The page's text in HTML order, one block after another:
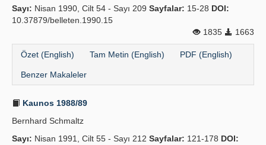
Sayı: Nisan 1990, Cilt 54 - Sayı 209 Sayfalar: 15-28 DOI:
10.37879/belleten.1990.15
1835
1663
Özet (English) Tam Metin (English) PDF (English)
Benzer Makaleler
Kaunos 1988/89
Bernhard Schmaltz
Sayı: Nisan 1991, Cilt 55 - Sayı 212 Sayfalar: 121-178 DOI: